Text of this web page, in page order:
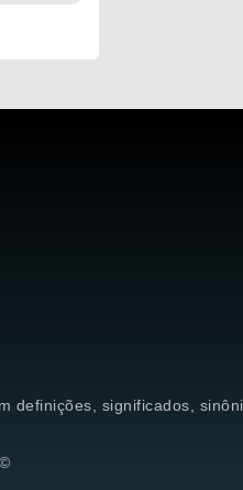
definições, significados,